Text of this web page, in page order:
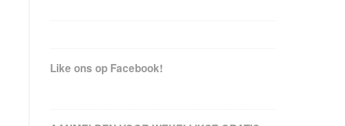
Like ons op Facebook!